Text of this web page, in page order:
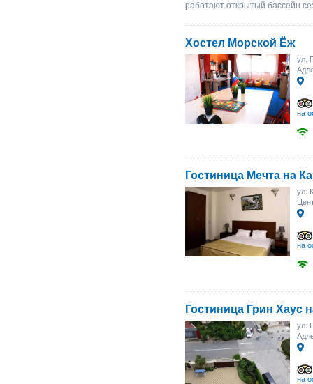
работают открытый бассейн
Хостел Морской Ёж
ул.
на
Гостиница Мечта на
ул.
на
Гостиница Грин Хаус
ул.
на